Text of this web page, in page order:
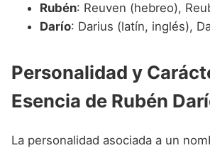
Rubén: Reuven (hebreo),
Darío: Darius (latín, inglés),
Personalidad y
Esencia de Rubén
La personalidad asociada a un